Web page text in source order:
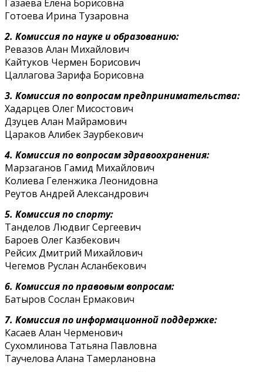
Газаева Елена Борисовна
Готоева Ирина Тузаровна
2. Комиссия по науке и образованию:
Ревазов Алан Михайлович
Кайтуков Чермен Борисович
Цаллагова Зарифа Борисовна
3. Комиссия по вопросам предпринимательства:
Хадарцев Олег Мисостович
Дзуцев Алан Майрамович
Цараков Алибек Заурбекович
4. Комиссия по вопросам здравоохранения:
Марзаганов Гамид Михайлович
Колиева Геленжика Леонидовна
Реутов Андрей Александрович
5. Комиссия по спорту:
Танделов Людвиг Сергеевич
Бароев Олег Казбекович
Рейсих Дмитрий Михайлович
Чегемов Руслан Асланбекович
6. Комиссия по правовым вопросам:
Батыров Сослан Ермакович
7. Комиссия по информационной поддержке:
Касаев Алан Черменович
Сухомлинова Татьяна Павловна
Таучелова Алана Тамерлановна